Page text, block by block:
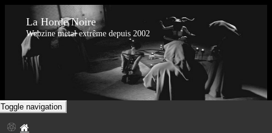
La Horde Noire
Webzine metal extrême depuis 2002
Toggle navigation